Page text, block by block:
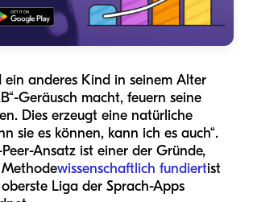
anderes Kind in seinem Alter
Geräusch macht, feuern seine
Dies erzeugt eine natürliche
sie es können, kann ich es auch“.
Peer-Ansatz ist einer der Gründe,
wissenschaftlich fundiertist
Liga der Sprach-Apps